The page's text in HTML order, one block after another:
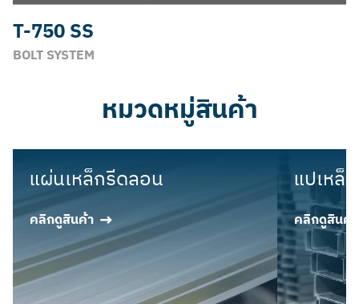
T-750 SS
BOLT SYSTEM
หมวดหมู่สินค้า
แผ่นเหล็กรีดลอน
คลิกดูสินค้า
แปเหล็ก
คลิกดูสิน